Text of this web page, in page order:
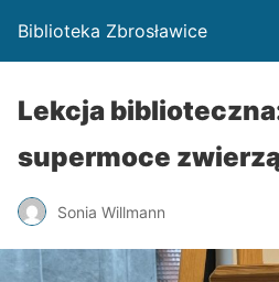
Biblioteka Zbrosławice
Lekcja
supermoce
Sonia Willmann